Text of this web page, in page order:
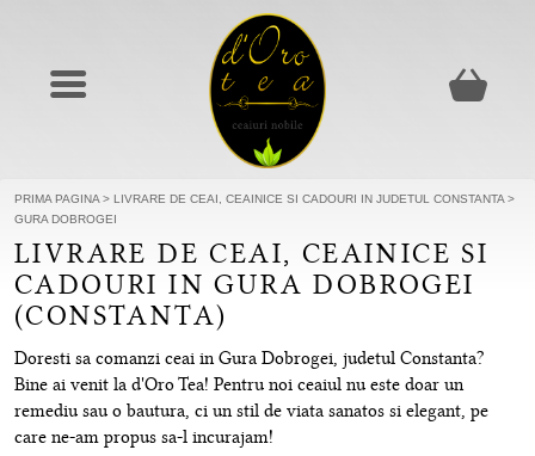
PRIMA PAGINA > LIVRARE DE CEAI, CEAINICE SI CADOURI IN JUDETUL CONSTANTA >
GURA DOBROGEI
LIVRARE DE CEAI, CEAINICE SI
CADOURI IN GURA DOBROGEI
(CONSTANTA)
Doresti sa comanzi ceai in Gura Dobrogei, judetul Constanta?
Bine ai venit la d'Oro Tea! Pentru noi ceaiul nu este doar un
remediu sau o bautura, ci un stil de viata sanatos si elegant, pe
care ne-am propus sa-l incurajam!